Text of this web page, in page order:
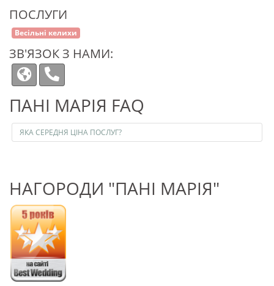
ПОСЛУГИ
Весільні келихи
ЗВ'ЯЗОК З НАМИ:
ПАНІ МАРІЯ FAQ
ЯКА СЕРЕДНЯ ЦІНА ПОСЛУГ?
НАГОРОДИ "ПАНІ МАРІЯ"